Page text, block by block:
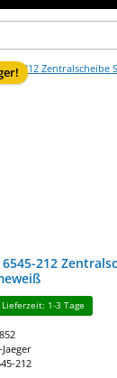
6545-212
1-3 Tage
212